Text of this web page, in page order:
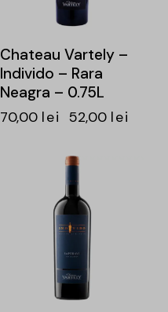
Chateau Vartely –
Individo – Rara
Neagra – 0.75L
70,00 lei 52,00 lei